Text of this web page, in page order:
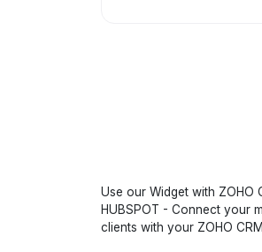
Use our Widget with ZOHO
HUBSPOT - Connect your
clients with your ZOHO